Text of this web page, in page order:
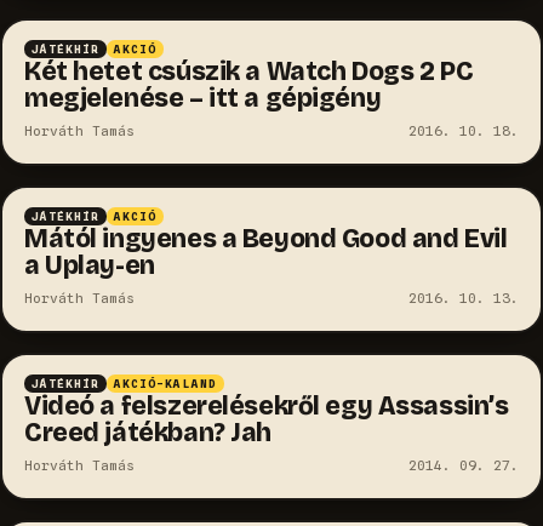
JÁTÉKHÍR AKCIÓ
Két hetet csúszik a Watch Dogs 2 PC
megjelenése – itt a gépigény
Horváth Tamás 2016. 10. 18.
JÁTÉKHÍR AKCIÓ
Mától ingyenes a Beyond Good and Evil
a Uplay-en
Horváth Tamás 2016. 10. 13.
JÁTÉKHÍR AKCIÓ-KALAND
Videó a felszerelésekről egy Assassin’s
Creed játékban? Jah
Horváth Tamás 2014. 09. 27.